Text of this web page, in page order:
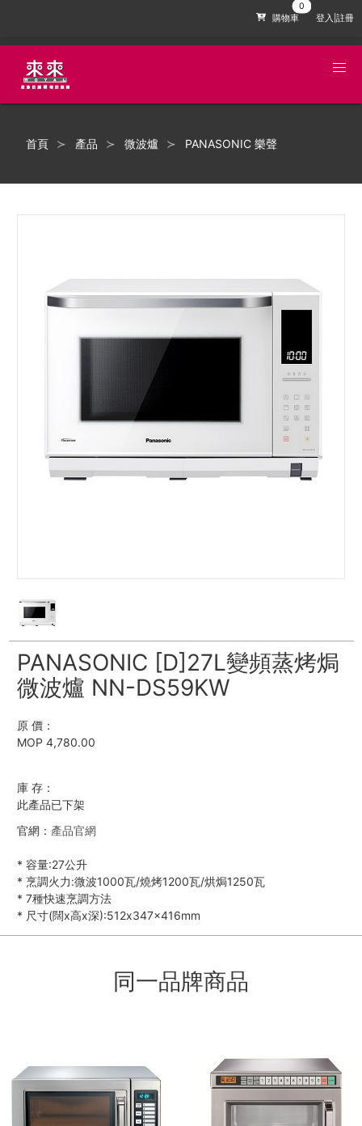
購物車 登入|註冊
首頁 產品 微波爐 PANASONIC 樂聲
PANASONIC [D]27L變頻蒸烤焗
微波爐 NN-DS59KW
原 價：
MOP 4,780.00
庫 存：
此產品已下架
官網： 產品官網
* 容量:27公升
* 烹調火力:微波1000瓦/燒烤1200瓦/烘焗1250瓦
* 7種快速烹調方法
* 尺寸(闊x高x深):512x347x416mm
同一品牌商品